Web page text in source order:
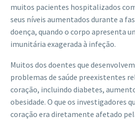
muitos pacientes hospitalizados
seus níveis aumentados durante a
doença, quando o corpo apresenta
imunitária exagerada à infeção.
Muitos dos doentes que
problemas de saúde preexistentes
coração, incluindo diabetes,
obesidade. O que os investigadores
coração era diretamente afetado